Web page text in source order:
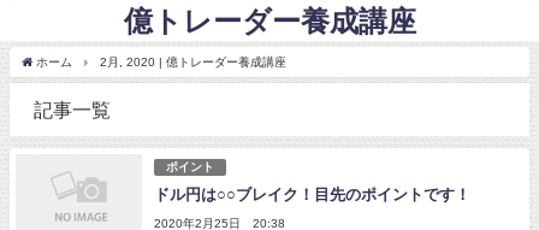
億トレーダー養成講座
ホーム 2月, 2020 | 億トレーダー養成講座
記事一覧
ポイント
ドル円は○○ブレイク！目先のポイントです！
2020年2月25日 20:38